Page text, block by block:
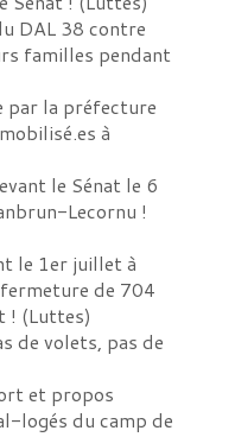
DAL 38 contre
familles pendant
par la préfecture
à
le Sénat le 6
Lecornu !
le 1er juillet à
de 704
! (Luttes)
de volets, pas de
et propos
logés du camp de